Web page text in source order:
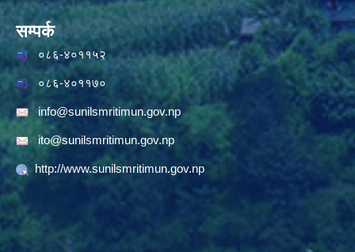
सम्पर्क
०८६-४०११५२
०८६-४०११७०
info@sunilsmritimun.gov.np
ito@sunilsmritimun.gov.np
http://www.sunilsmritimun.gov.np